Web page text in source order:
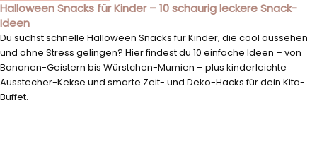
Halloween Snacks für Kinder – 10 schaurig leckere Snack-
Ideen
Du suchst schnelle Halloween Snacks für Kinder, die cool aussehen
und ohne Stress gelingen? Hier findest du 10 einfache Ideen – von
Bananen-Geistern bis Würstchen-Mumien – plus kinderleichte
Ausstecher-Kekse und smarte Zeit- und Deko-Hacks für dein Kita-
Buffet.